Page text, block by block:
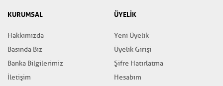
KURUMSAL
Hakkımızda
Basında Biz
Banka Bilgilerimiz
İletişim
ÜYELİK
Yeni Üyelik
Üyelik Girişi
Şifre Hatırlatma
Hesabım